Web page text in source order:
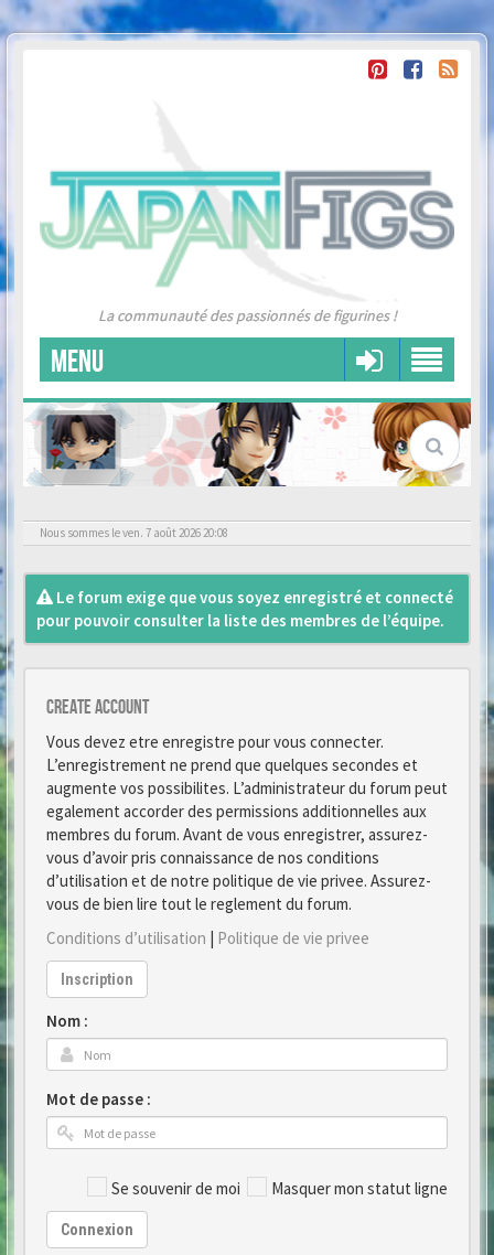
La communauté des passionnés de figurines !
MENU
Nous sommes le ven. 7 août 2026 20:08
Le forum exige que vous soyez enregistré et connecté
pour pouvoir consulter la liste des membres de l’équipe.
Create account
Vous devez etre enregistre pour vous connecter.
L’enregistrement ne prend que quelques secondes et
augmente vos possibilites. L’administrateur du forum peut
egalement accorder des permissions additionnelles aux
membres du forum. Avant de vous enregistrer, assurez-
vous d’avoir pris connaissance de nos conditions
d’utilisation et de notre politique de vie privee. Assurez-
vous de bien lire tout le reglement du forum.
Conditions d’utilisation | Politique de vie privee
Inscription
Nom :
Mot de passe :
Se souvenir de moi Masquer mon statut ligne
Connexion